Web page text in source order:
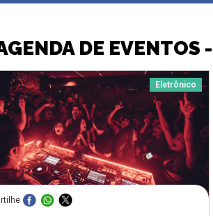
DE EVENTOS
Eletrônico